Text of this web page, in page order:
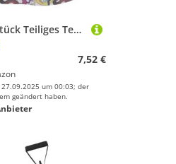
WHAMVOX 5 Stück Teiliges Tennisschläger Griffband Schweißabsorbierend rutschfest Langlebig für Badminton Tennisrackets Komfortabler Halt bei Langem Spiel Tragbar Sportzubehör
7,52 €
um 00:03; der
geändert haben.